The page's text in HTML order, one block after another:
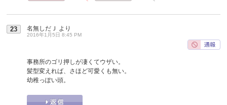
23 名無しだＪ より
2016年1月5日 8:45 PM
事務所のゴリ押しが凄くてウザい。
髪型変えれば、さほど可愛くも無い。
幼稚っぽい頭。